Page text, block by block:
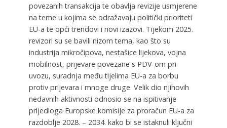
povezanih transakcija te obavlja revizije usmjerene
na teme u kojima se odražavaju politički prioriteti
EU-a te opći trendovi i novi izazovi. Tijekom 2025.
revizori su se bavili nizom tema, kao što su
industrija mikročipova, nestašice lijekova, vojna
mobilnost, prijevare povezane s PDV-om pri
uvozu, suradnja među tijelima EU-a za borbu
protiv prijevara i mnoge druge. Velik dio njihovih
nedavnih aktivnosti odnosio se na ispitivanje
prijedloga Europske komisije za proračun EU-a za
razdoblje 2028. – 2034. kako bi se istaknuli ključni